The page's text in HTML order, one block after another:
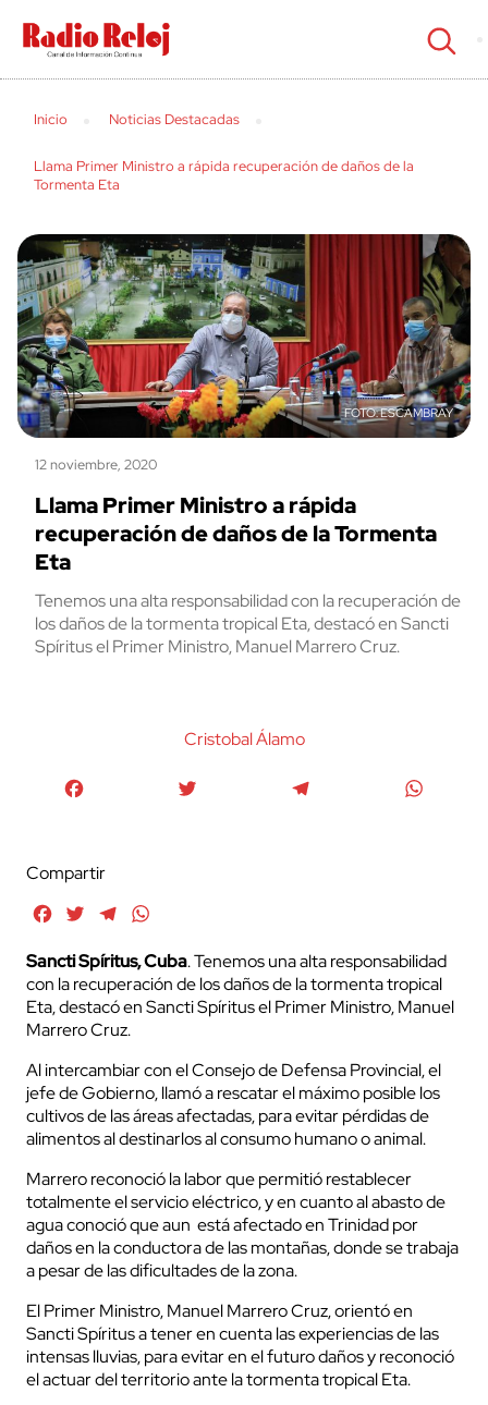
cerrar
Inicio Noticias Destacadas
Llama Primer Ministro a rápida recuperación de daños de la
Tormenta Eta
ESCAMBRAY
12 noviembre, 2020
Llama Primer Ministro a rápida
recuperación de daños de la Tormenta
Eta
Tenemos una alta responsabilidad con la recuperación de
los daños de la tormenta tropical Eta, destacó en Sancti
Spíritus el Primer Ministro, Manuel Marrero Cruz.
Cristobal Álamo
Compartir
FacebookTwitterTelegram
Sancti Spíritus, Cuba. Tenemos una alta responsabilidad
con la recuperación de los daños de la tormenta tropical
Eta, destacó en Sancti Spíritus el Primer Ministro, Manuel
Marrero Cruz.
Al intercambiar con el Consejo de Defensa Provincial, el
jefe de Gobierno, llamó a rescatar el máximo posible los
cultivos de las áreas afectadas, para evitar pérdidas de
alimentos al destinarlos al consumo humano o animal.
Marrero reconoció la labor que permitió restablecer
totalmente el servicio eléctrico, y en cuanto al abasto de
agua conoció que aun está afectado en Trinidad por
daños en la conductora de las montañas, donde se trabaja
a pesar de las dificultades de la zona.
El Primer Ministro, Manuel Marrero Cruz, orientó en
Sancti Spíritus a tener en cuenta las experiencias de las
intensas lluvias, para evitar en el futuro daños y reconoció
el actuar del territorio ante la tormenta tropical Eta.